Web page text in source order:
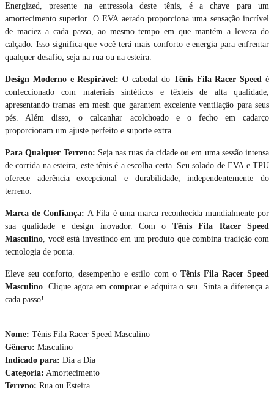
Energized, presente na entressola deste tênis, é a chave para um
amortecimento superior. O EVA aerado proporciona uma sensação incrível
de maciez a cada passo, ao mesmo tempo em que mantém a leveza do
calçado. Isso significa que você terá mais conforto e energia para enfrentar
qualquer desafio, seja na rua ou na esteira.
Design Moderno e Respirável: O cabedal do Tênis Fila Racer Speed é
confeccionado com materiais sintéticos e têxteis de alta qualidade,
apresentando tramas em mesh que garantem excelente ventilação para seus
pés. Além disso, o calcanhar acolchoado e o fecho em cadarço
proporcionam um ajuste perfeito e suporte extra.
Para Qualquer Terreno: Seja nas ruas da cidade ou em uma sessão intensa
de corrida na esteira, este tênis é a escolha certa. Seu solado de EVA e TPU
oferece aderência excepcional e durabilidade, independentemente do
terreno.
Marca de Confiança: A Fila é uma marca reconhecida mundialmente por
sua qualidade e design inovador. Com o Tênis Fila Racer Speed
Masculino , você está investindo em um produto que combina tradição com
tecnologia de ponta.
Eleve seu conforto, desempenho e estilo com o Tênis Fila Racer Speed
Masculino . Clique agora em comprare adquira o seu. Sinta a diferença a
cada passo!
Nome: Tênis Fila Racer Speed Masculino
Gênero: Masculino
Indicado para: Dia a Dia
Categoria: Amortecimento
Terreno: Rua ou Esteira